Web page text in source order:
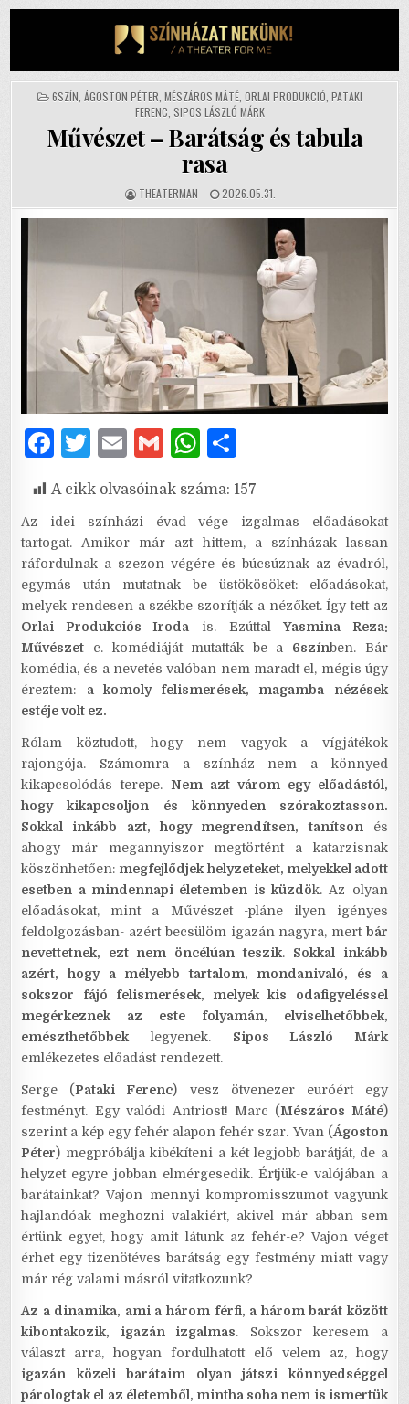
POSTED
6SZÍN ÁGOSTON PÉTER MÉSZÁROS MÁTÉ ORLAI PRODUKCIÓ PATAKI
FERENC SIPOS LÁSZLÓ MÁRK
Művészet – Barátság és tabula
rasa
AUTHOR:
THEATERMAN
PUBLISHED
DATE:
2026.05.31.
F
c
e
b
o
o
k
T
it
te
r
E
ai
l
G
ai
l
W
at
s
A
p
p
ar
e
A cikk olvasóinak száma: 157
Az idei színházi évad vége izgalmas előadásokat
tartogat. Amikor már azt hittem, a színházak lassan
ráfordulnak a szezon végére és búcsúznak az évadról,
egymás után mutatnak be üstökösöket: előadásokat,
melyek rendesen a székbe szorítják a nézőket. Így tett az
Orlai Produkciós Iroda is. EzúttalYasmina Reza:
Művészet c. komédiáját mutatták be a 6színben. Bár
komédia, és a nevetés valóban nem maradt el, mégis úgy
éreztem: a komoly felismerések, magamba nézések
estéje volt ez.
Rólam köztudott, hogy nem vagyok a vígjátékok
rajongója. Számomra a színház nem a könnyed
kikapcsolódás terepe.Nem azt várom egy előadástól,
hogy kikapcsoljon és könnyeden szórakoztasson.
Sokkal inkább azt, hogy megrendítsen, tanítsonés
ahogy már megannyiszor megtörtént a katarzisnak
köszönhetően: megfejlődjek helyzeteket, melyekkel adott
esetben a mindennapi életemben is küzdök. Az olyan
előadásokat, mint a Művészet -pláne ilyen igényes
feldolgozásban- azért becsülöm igazán nagyra, mert bár
nevettetnek, ezt nem öncélúan teszik. Sokkal inkább
azért, hogy a mélyebb tartalom, mondanivaló, és a
sokszor fájó felismerések, melyek kis odafigyeléssel
megérkeznek az este folyamán, elviselhetőbbek,
emészthetőbbeklegyenek. Sipos László Márk
emlékezetes előadást rendezett.
Serge (Pataki Ferenc) vesz ötvenezer euróért egy
festményt. Egy valódi Antriost! Marc (Mészáros Máté)
szerint a kép egy fehér alapon fehér szar. Yvan (Ágoston
Péter) megpróbálja kibékíteni a két legjobb barátját, de a
helyzet egyre jobban elmérgesedik. Értjük-e valójában a
barátainkat? Vajon mennyi kompromisszumot vagyunk
hajlandóak meghozni valakiért, akivel már abban sem
értünk egyet, hogy amit látunk az fehér-e? Vajon véget
érhet egy tizenötéves barátság egy festmény miatt vagy
már rég valami másról vitatkozunk?
Az a dinamika, ami a három férfi, a három barát között
kibontakozik, igazán izgalmas. Sokszor keresem a
választ arra, hogyan fordulhatott elő velem az, hogy
igazán közeli barátaim olyan játszi könnyedséggel
párologtak el az életemből, mintha soha nem is ismertük